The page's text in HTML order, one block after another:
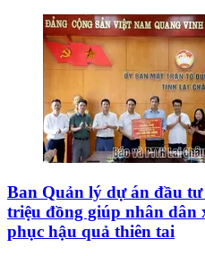
Ban Quản lý dự án đầu
triệu đồng giúp nhân dân
phục hậu quả thiên tai